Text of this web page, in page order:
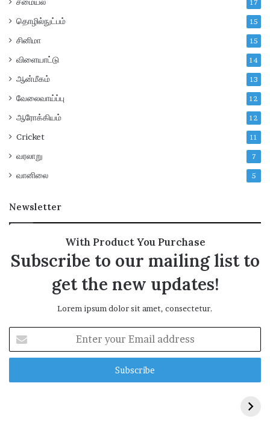
17
தொழில்நுட்பம் 15
சினிமா 15
விளையாட்டு 14
ஆன்மீகம் 13
வேலைவாய்ப்பு 12
ஆரோக்கியம் 12
Cricket 11
வரலாறு 7
வானிலை 5
Newsletter
With Product You Purchase
Subscribe to our mailing list to
get the new updates!
Lorem ipsum dolor sit amet, consectetur.
t
r